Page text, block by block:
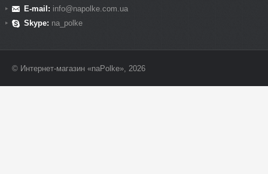
E-mail: info@napolke.com.ua
Skype: na_polke
© Интернет-магазин «naPolke», 2026